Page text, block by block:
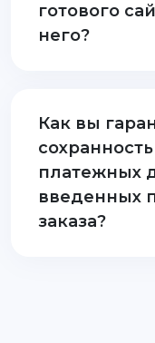
готового
него?
Как вы
платежных
введенных
заказа?